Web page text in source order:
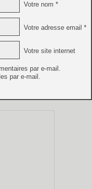
Votre nom *
Votre adresse email *
Votre site internet
par e-mail.
par e-mail.